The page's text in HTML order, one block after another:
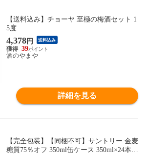
【送料込み】チョーヤ 至極の梅酒セット 1
5度
4,378円 送料込み
39
酒のやまや
詳細を見る
【完全包装】【同梱不可】サントリー 金麦
糖質75％オフ 350ml缶ケース 350ml×24本